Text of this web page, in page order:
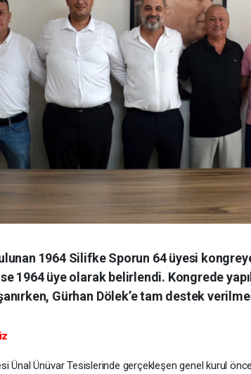
1964 Silifke Sporun 64 üyesi
1964 üye olarak belirlendi. Kongrede
Gürhan Dölek’e tam destek
Ünal Ünüvar Tesislerinde gerçekleşen genel kurul